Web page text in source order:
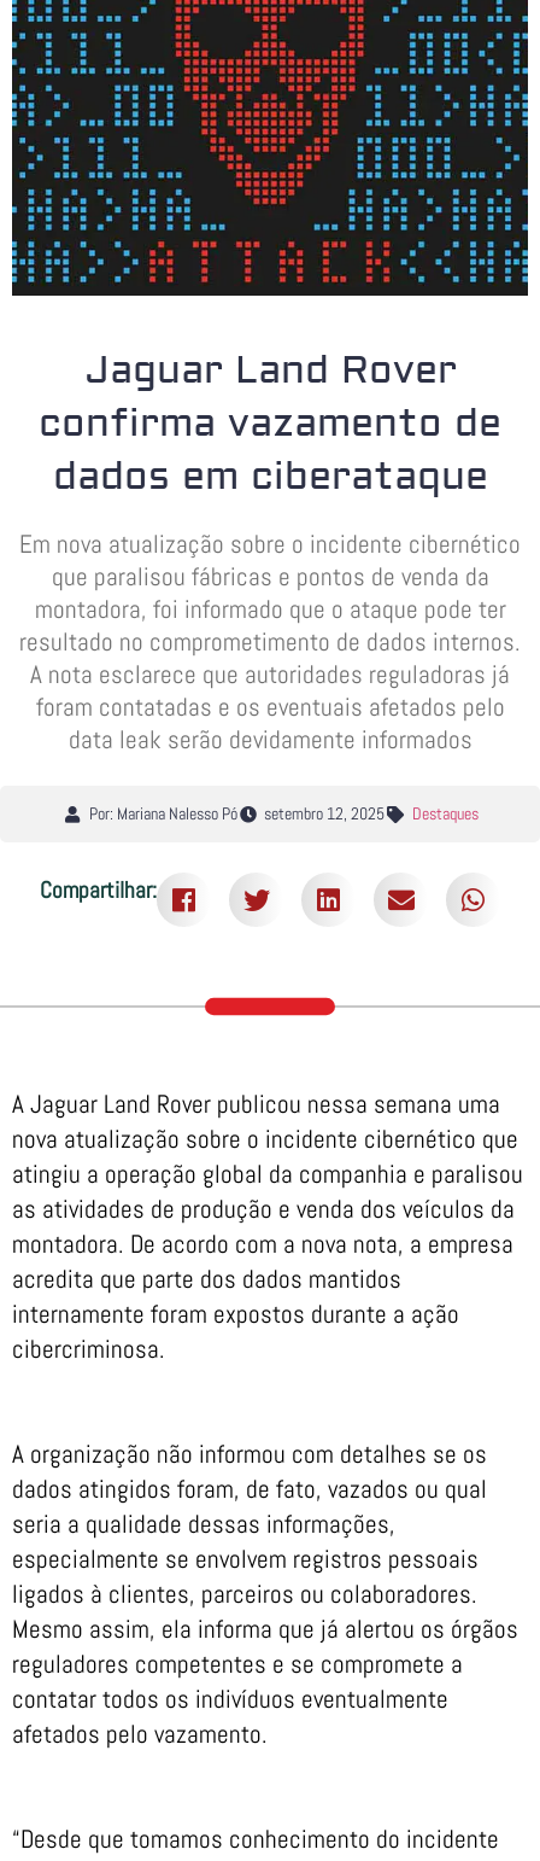
Jaguar Land Rover
confirma vazamento de
dados em ciberataque
Em nova atualização sobre o incidente cibernético
que paralisou fábricas e pontos de venda da
montadora, foi informado que o ataque pode ter
resultado no comprometimento de dados internos.
A nota esclarece que autoridades reguladoras já
foram contatadas e os eventuais afetados pelo
data leak serão devidamente informados
Por: Mariana Nalesso Pó setembro 12, 2025 Destaques
Compartilhar:
A Jaguar Land Rover publicou nessa semana uma
nova atualização sobre o incidente cibernético que
atingiu a operação global da companhia e paralisou
as atividades de produção e venda dos veículos da
montadora. De acordo com a nova nota, a empresa
acredita que parte dos dados mantidos
internamente foram expostos durante a ação
cibercriminosa.
A organização não informou com detalhes se os
dados atingidos foram, de fato, vazados ou qual
seria a qualidade dessas informações,
especialmente se envolvem registros pessoais
ligados à clientes, parceiros ou colaboradores.
Mesmo assim, ela informa que já alertou os órgãos
reguladores competentes e se compromete a
contatar todos os indivíduos eventualmente
afetados pelo vazamento.
“Desde que tomamos conhecimento do incidente